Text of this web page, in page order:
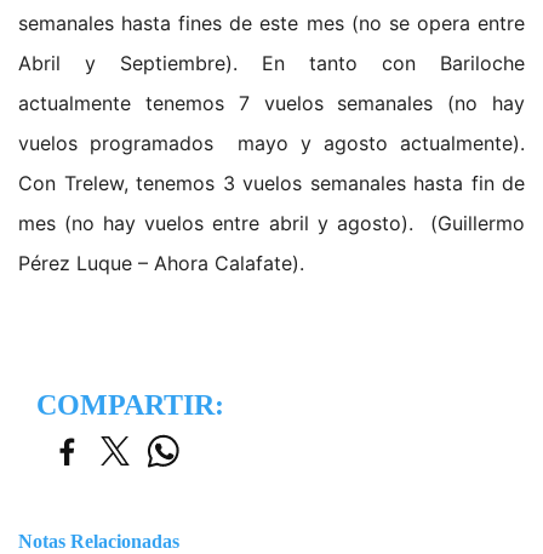
semanales hasta fines de este mes (no se opera entre
Abril y Septiembre). En tanto con Bariloche
actualmente tenemos 7 vuelos semanales (no hay
vuelos programados mayo y agosto actualmente).
Con Trelew, tenemos 3 vuelos semanales hasta fin de
mes (no hay vuelos entre abril y agosto). (Guillermo
Pérez Luque – Ahora Calafate).
COMPARTIR:
Notas Relacionadas